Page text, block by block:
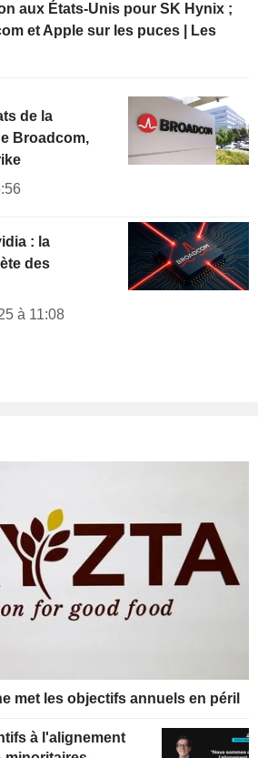
aux États-Unis pour SK Hynix ;
et Apple sur les puces | Les
de la
Broadcom,
: la
des
à 11:08
met les objectifs annuels en péril
à l'alignement